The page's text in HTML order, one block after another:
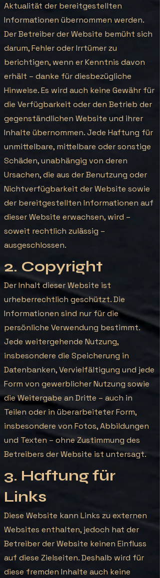
Aktualität der bereitgestellten
Informationen übernommen werden.
Der Betreiber der Website bemüht sich
darum, Fehler oder Irrtümer zu
berichtigen, wenn er Kenntnis davon
erhält – danke für diesbezügliche
Hinweise. Es wird auch keine Gewähr für
die Verfügbarkeit oder den Betrieb der
gegenständlichen Website und ihrer
Inhalte übernommen. Jede Haftung für
unmittelbare, mittelbare oder sonstige
Schäden, unabhängig von deren
Ursachen, die aus der Benutzung oder
Nichtverfügbarkeit der Website sowie
der bereitgestellten Informationen auf
dieser Website erwachsen, wird –
soweit rechtlich zulässig –
ausgeschlossen.
2. Copyright
Der Inhalt dieser Website ist
urheberrechtlich geschützt. Die
Informationen sind nur für die
persönliche Verwendung bestimmt.
Jede weitergehende Nutzung,
insbesondere die Speicherung in
Datenbanken, Vervielfältigung und jede
Form von gewerblicher Nutzung sowie
die Weitergabe an Dritte – auch in
Teilen oder in überarbeiteter Form,
insbesondere von Fotos, Abbildungen
und Texten – ohne Zustimmung des
Betreibers der Website ist untersagt.
3. Haftung für
Links
Diese Website kann Links zu externen
Websites enthalten, jedoch hat der
Betreiber der Website keinen Einfluss
auf diese Zielseiten. Deshalb wird für
diese fremden Inhalte auch keine